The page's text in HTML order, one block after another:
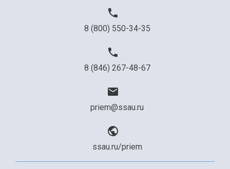
Официальные документы
8 (800) 550-34-35
8 (846) 267-48-67
priem@ssau.ru
ssau.ru/priem